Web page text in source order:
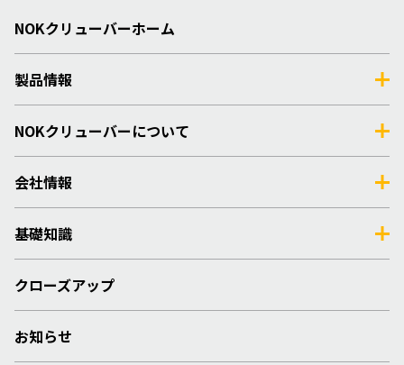
NOKクリューバーホーム
製品情報
NOKクリューバーについて
会社情報
基礎知識
クローズアップ
お知らせ